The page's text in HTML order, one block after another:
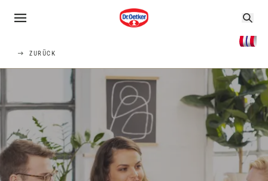
ZURÜCK